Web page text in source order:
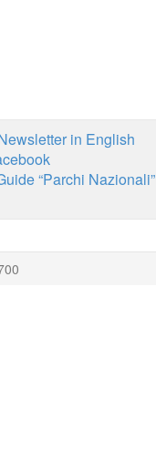
in English
“Parchi Nazionali”